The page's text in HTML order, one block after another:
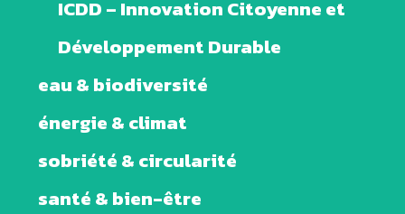
ICDD – Innovation Citoyenne et
Développement Durable
eau & biodiversité
énergie & climat
sobriété & circularité
santé & bien-être